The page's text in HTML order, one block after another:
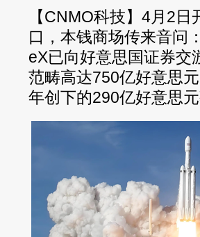
【CNMO科技】4月2
口，本钱商场传来音问
eX已向好意思国证券交
范畴高达750亿好意思
年创下的290亿好意思